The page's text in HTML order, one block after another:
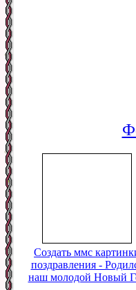
Создать ммс
поздравления -
наш молодой Новый